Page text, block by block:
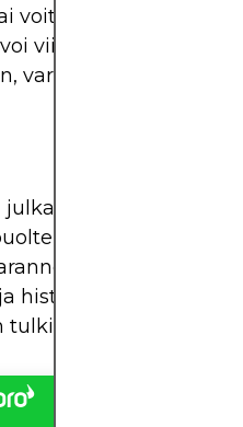
voiton kotiuttamisen
viitata mahdolliseen
varsinkin jos talouden
julkaisee raportin, joten
verkkosivustot ja
muotoja,
historiallisten